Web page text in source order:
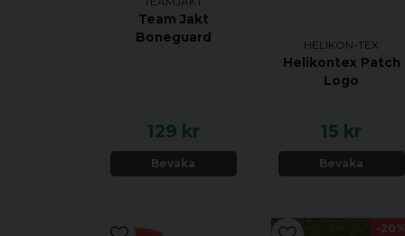
Team Jakt
Boneguard
129 kr
Bevaka
HELIKON-TEX
Helikontex Patch
Logo
15 kr
Bevaka
-20%